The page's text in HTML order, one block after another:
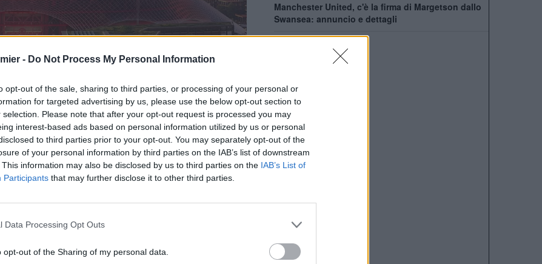
- Do Not Process My Personal Information
opt-out of the sale, sharing to third parties, or processing of your personal or
for targeted advertising by us, please use the below opt-out section to
selection. Please note that after your opt-out request is processed you may
interest-based ads based on personal information utilized by us or personal
to third parties prior to your opt-out. You may separately opt-out of the
of your personal information by third parties on the IAB’s list of downstream
information may also be disclosed by us to third parties on the IAB’s List of
Participants that may further disclose it to other third parties.
Data Processing Opt Outs
opt-out of the Sharing of my personal data.
Manchester United, c'è la firma di Margetson dallo
Swansea: annuncio e dettagli